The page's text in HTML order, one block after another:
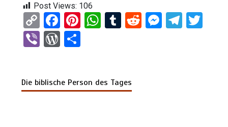
Post Views: 106
C
o
py
n
F
a
ce
o
Pi
t
W
A
T
r
R
M
T
Vi
W
Pr n
Die biblische Person des Tages